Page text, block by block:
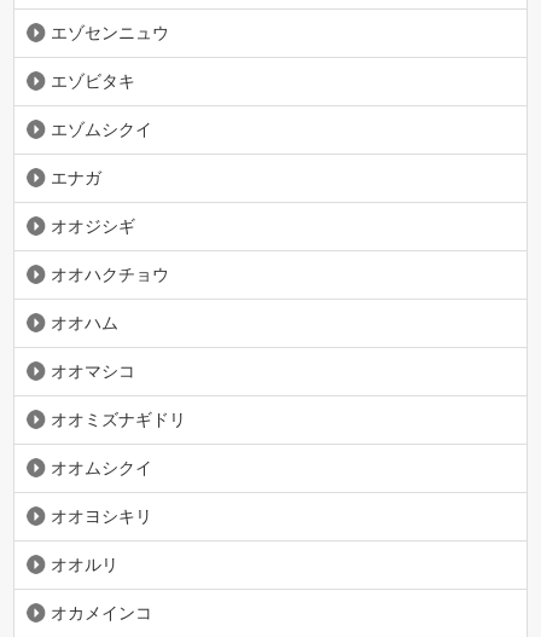
エゾセンニュウ
エゾビタキ
エゾムシクイ
エナガ
オオジシギ
オオハクチョウ
オオハム
オオマシコ
オオミズナギドリ
オオムシクイ
オオヨシキリ
オオルリ
オカメインコ